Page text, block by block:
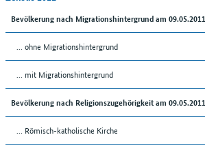
Bevölkerung nach Migrationshintergrund am 09.05.2011
... ohne Migrationshintergrund
... mit Migrationshintergrund
Bevölkerung nach Religionszugehörigkeit am 09.05.2011
... Römisch-katholische Kirche